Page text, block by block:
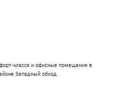
класса и офисные помещения в
Западный обход.